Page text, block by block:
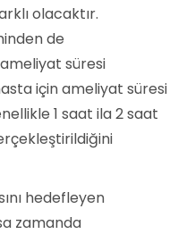
olacaktır.
de
süresi
için ameliyat süresi
1 saat ila 2 saat
hedefleyen
zamanda